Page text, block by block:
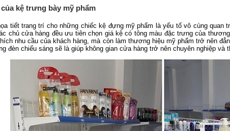
kệ trưng bày mỹ phẩm
tiết trang trí cho những chiếc kệ đựng mỹ phẩm là yếu tố vô cùng quan
chủ cửa hàng đều ưu tiên chọn giá kệ có tông màu đặc trưng của
nhu cầu của khách hàng, mà còn làm thương hiệu mỹ phẩm trở nên
đèn chiếu sáng sẽ là giúp không gian cửa hàng trở nên chuyên nghiệp và